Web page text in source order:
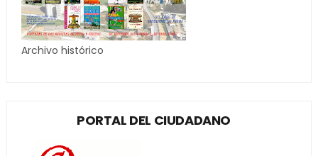
Archivo histórico
PORTAL DEL CIUDADANO